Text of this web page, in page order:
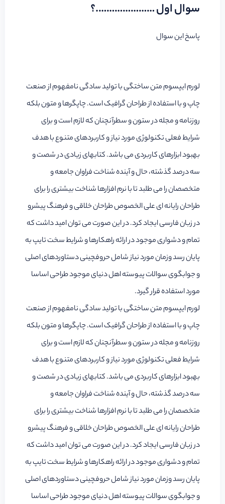
سوال اول ………………….؟
پاسخ این سوال
لورم ایپسوم متن ساختگی با تولید سادگی نامفهوم از صنعت
چاپ و با استفاده از طراحان گرافیک است. چاپگرها و متون بلکه
روزنامه و مجله در ستون و سطرآنچنان که لازم است و برای
شرایط فعلی تکنولوژی مورد نیاز و کاربردهای متنوع با هدف
بهبود ابزارهای کاربردی می باشد. کتابهای زیادی در شصت و
سه درصد گذشته، حال و آینده شناخت فراوان جامعه و
متخصصان را می طلبد تا با نرم افزارها شناخت بیشتری را برای
طراحان رایانه ای علی الخصوص طراحان خلاقی و فرهنگ پیشرو
در زبان فارسی ایجاد کرد. در این صورت می توان امید داشت که
تمام و دشواری موجود در ارائه راهکارها و شرایط سخت تایپ به
پایان رسد وزمان مورد نیاز شامل حروفچینی دستاوردهای اصلی
و جوابگوی سوالات پیوسته اهل دنیای موجود طراحی اساسا
مورد استفاده قرار گیرد.
لورم ایپسوم متن ساختگی با تولید سادگی نامفهوم از صنعت
چاپ و با استفاده از طراحان گرافیک است. چاپگرها و متون بلکه
روزنامه و مجله در ستون و سطرآنچنان که لازم است و برای
شرایط فعلی تکنولوژی مورد نیاز و کاربردهای متنوع با هدف
بهبود ابزارهای کاربردی می باشد. کتابهای زیادی در شصت و
سه درصد گذشته، حال و آینده شناخت فراوان جامعه و
متخصصان را می طلبد تا با نرم افزارها شناخت بیشتری را برای
طراحان رایانه ای علی الخصوص طراحان خلاقی و فرهنگ پیشرو
در زبان فارسی ایجاد کرد. در این صورت می توان امید داشت که
تمام و دشواری موجود در ارائه راهکارها و شرایط سخت تایپ به
پایان رسد وزمان مورد نیاز شامل حروفچینی دستاوردهای اصلی
و جوابگوی سوالات پیوسته اهل دنیای موجود طراحی اساسا